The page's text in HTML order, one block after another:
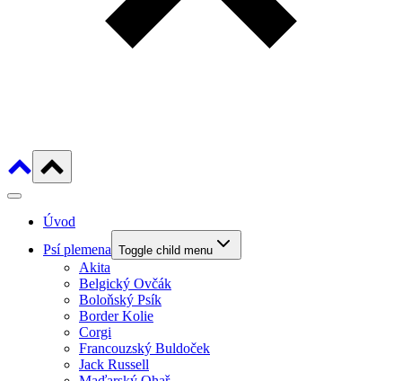
Úvod
Psí plemena Toggle child menu
Akita
Belgický Ovčák
Boloňský Psík
Border Kolie
Corgi
Francouzský Buldoček
Jack Russell